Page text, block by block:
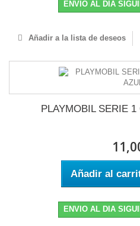
ENVIO AL DIA
Añadir a la lista de deseos
PLAYMOBIL SERIE
Añadir al
ENVIO AL DIA